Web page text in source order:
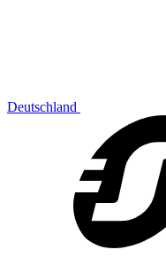
Deutschland